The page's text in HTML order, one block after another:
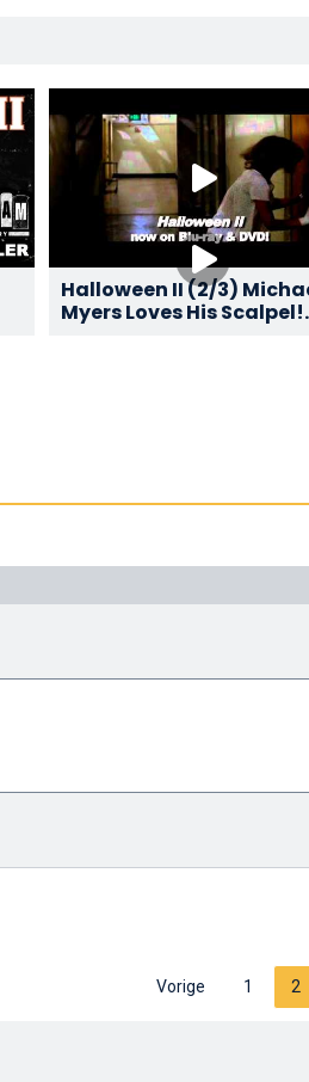
Halloween II (2/3)
Myers Loves His Scalpel!
Vorige 1 2